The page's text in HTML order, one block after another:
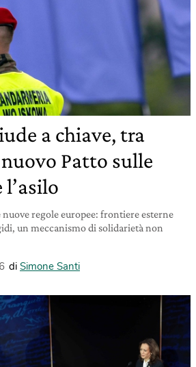
a chiave, tra
Patto sulle
regole europee: frontiere esterne
un meccanismo di solidarietà non
di Simone Santi